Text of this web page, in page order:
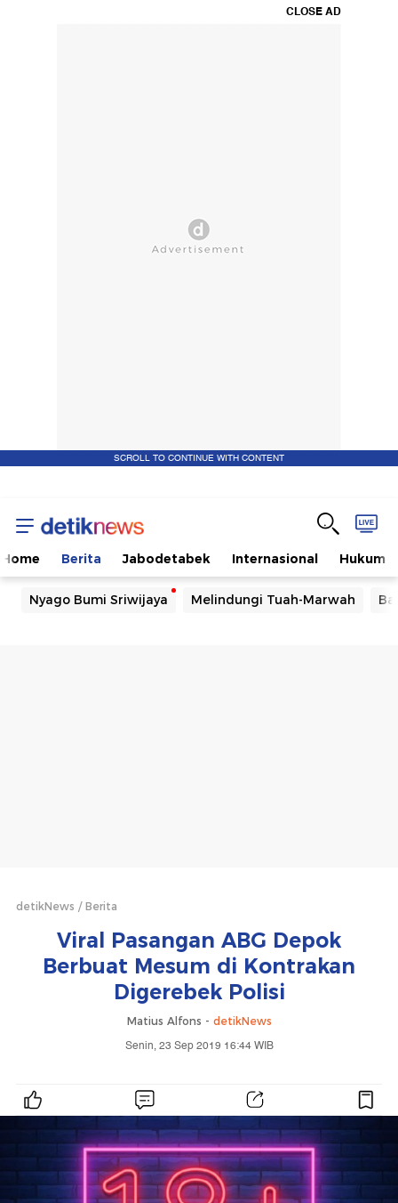
CLOSE AD
SCROLL TO CONTINUE WITH CONTENT
Home Berita Jabodetabek Internasional Hukum
Nyago Bumi Sriwijaya Melindungi Tuah-Marwah
detikNews Berita
Viral Pasangan ABG Depok
Berbuat Mesum di Kontrakan
Digerebek Polisi
Matius Alfons - detikNews
Senin, 23 Sep 2019 16:44 WIB